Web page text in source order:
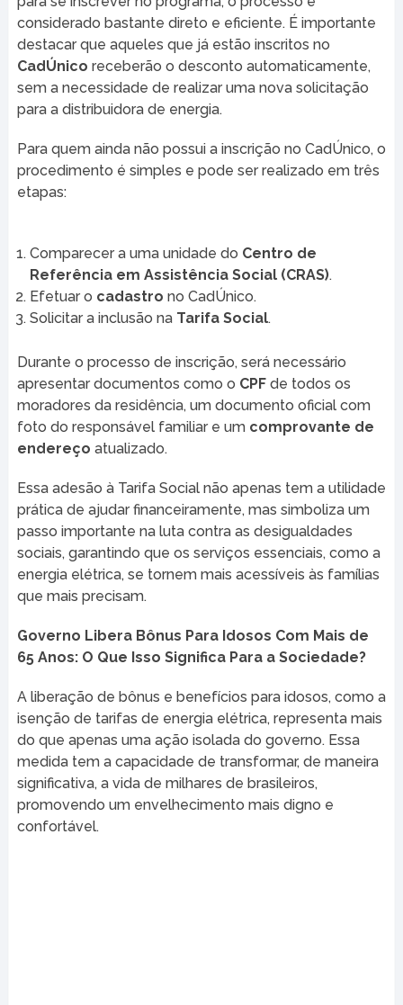
considerado bastante direto e eficiente. É importante
destacar que aqueles que já estão inscritos no
CadÚnico receberão o desconto automaticamente,
sem a necessidade de realizar uma nova solicitação
para a distribuidora de energia.
Para quem ainda não possui a inscrição no CadÚnico, o
procedimento é simples e pode ser realizado em três
etapas:
Comparecer a uma unidade do Centro de
Referência em Assistência Social (CRAS).
Efetuar o cadastro no CadÚnico.
Solicitar a inclusão na Tarifa Social.
Durante o processo de inscrição, será necessário
apresentar documentos como o CPFde todos os
moradores da residência, um documento oficial com
foto do responsável familiar e um comprovante de
endereço atualizado.
Essa adesão à Tarifa Social não apenas tem a utilidade
prática de ajudar financeiramente, mas simboliza um
passo importante na luta contra as desigualdades
sociais, garantindo que os serviços essenciais, como a
energia elétrica, se tornem mais acessíveis às famílias
que mais precisam.
Governo Libera Bônus Para Idosos Com Mais de
65 Anos: O Que Isso Significa Para a Sociedade?
A liberação de bônus e benefícios para idosos, como a
isenção de tarifas de energia elétrica, representa mais
do que apenas uma ação isolada do governo. Essa
medida tem a capacidade de transformar, de maneira
significativa, a vida de milhares de brasileiros,
promovendo um envelhecimento mais digno e
confortável.